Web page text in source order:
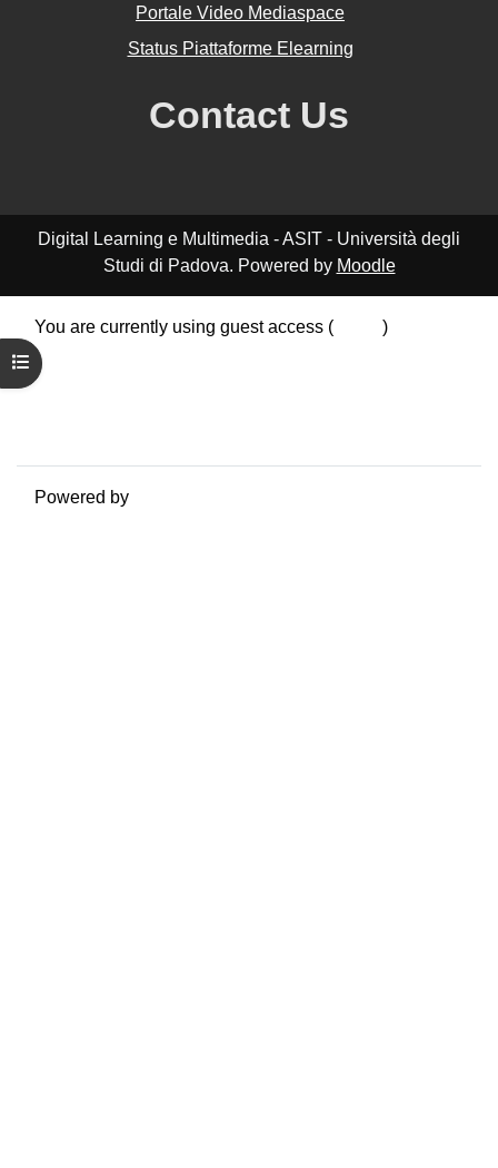
Open course index
Portale Video Mediaspace
Status Piattaforme Elearning
Contact Us
Digital Learning e Multimedia - ASIT - Università degli
Studi di Padova. Powered by Moodle
You are currently using guest access (
)
Data retention summary
Policies
Powered by